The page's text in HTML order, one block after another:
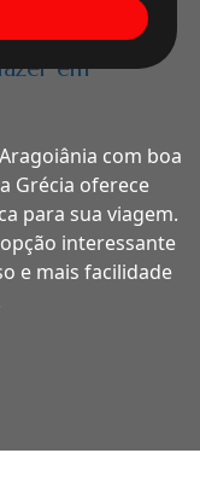
em
com boa
Grécia oferece
para sua viagem.
interessante
e mais facilidade